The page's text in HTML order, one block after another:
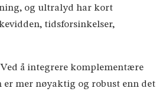
og ultralyd har kort
tidsforsinkelser,
å integrere komplementære
er mer nøyaktig og robust enn det